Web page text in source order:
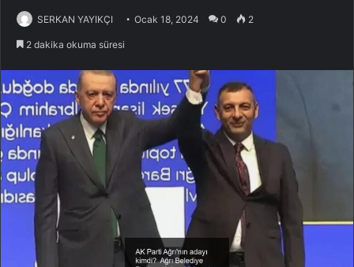
SERKAN YAYIKÇI Ocak 18, 2024 0 2
2 dakika okuma süresi